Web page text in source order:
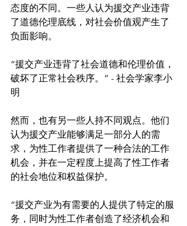
态度的不同。一些人认为援交产业违背
了道德伦理底线，对社会价值观产生了
“援交产业违背了社会道德和伦理价值，
破坏了正常社会秩序。” - 社会学家李小
明
然而，也有另一些人持不同观点。他们
认为援交产业能够满足一部分人的需
求，为性工作者提供了一种合法的工作
机会，并在一定程度上提高了性工作者
“援交产业为有需要的人提供了特定的服
务，同时为性工作者创造了经济机会和